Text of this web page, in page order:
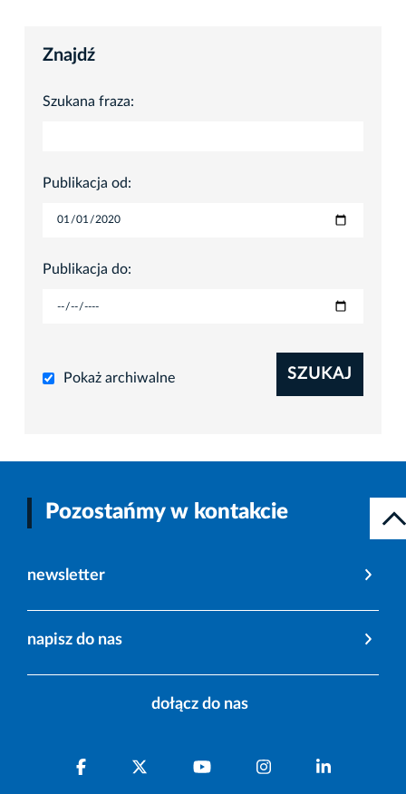
Znajdź
Szukana fraza:
Publikacja od:
Publikacja do:
Pokaż archiwalne SZUKAJ
Pozostańmy w kontakcie
newsletter
napisz do nas
dołącz do nas